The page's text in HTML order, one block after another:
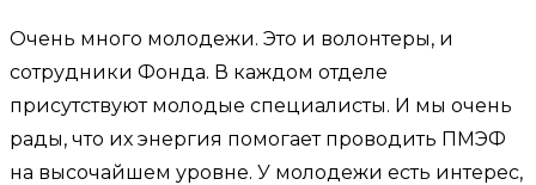
Очень много молодежи. Это и волонтеры, и
сотрудники Фонда. В каждом отделе
присутствуют молодые специалисты. И мы очень
рады, что их энергия помогает проводить ПМЭФ
на высочайшем уровне. У молодежи есть интерес,